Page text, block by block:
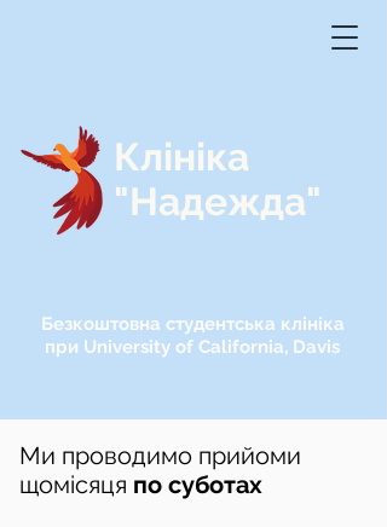
Клініка
"Надежда"
Безкоштовна студентська клініка
при University of California, Davis
Ми проводимо прийоми
щомісяця по суботах